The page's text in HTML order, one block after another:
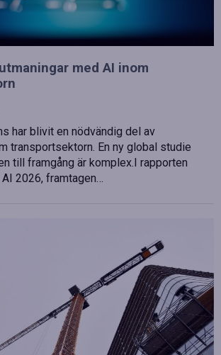
med AI inom
har blivit en nödvändig del av
transportsektorn. En ny global studie
till framgång är komplex.I rapporten
2026, framtagen…